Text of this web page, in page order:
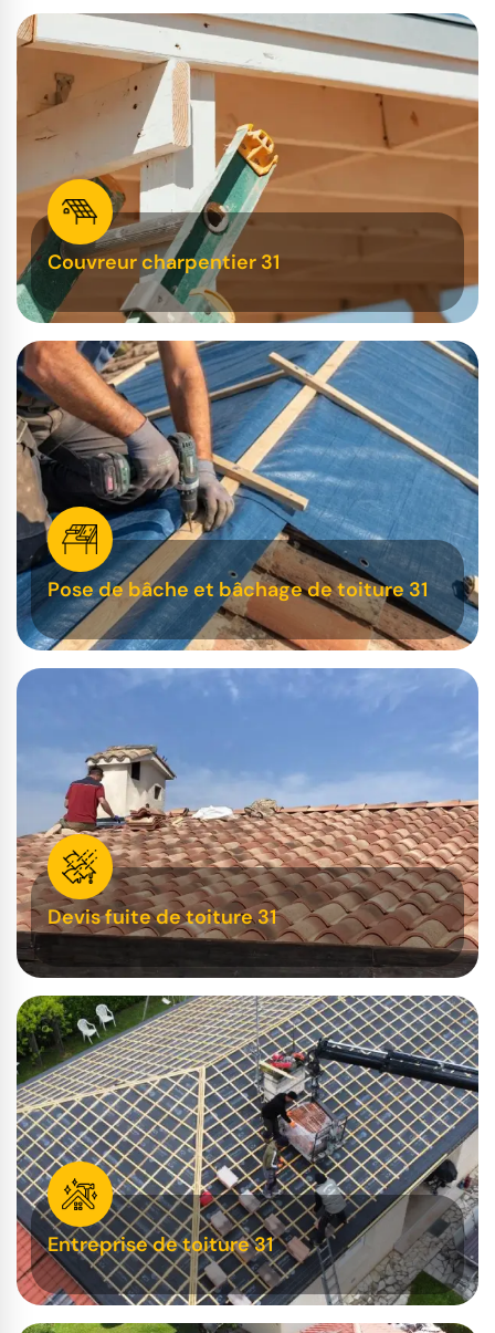
Couvreur charpentier 31
Pose de bâche et bâchage de toiture 31
Devis fuite de toiture 31
Entreprise de toiture 31